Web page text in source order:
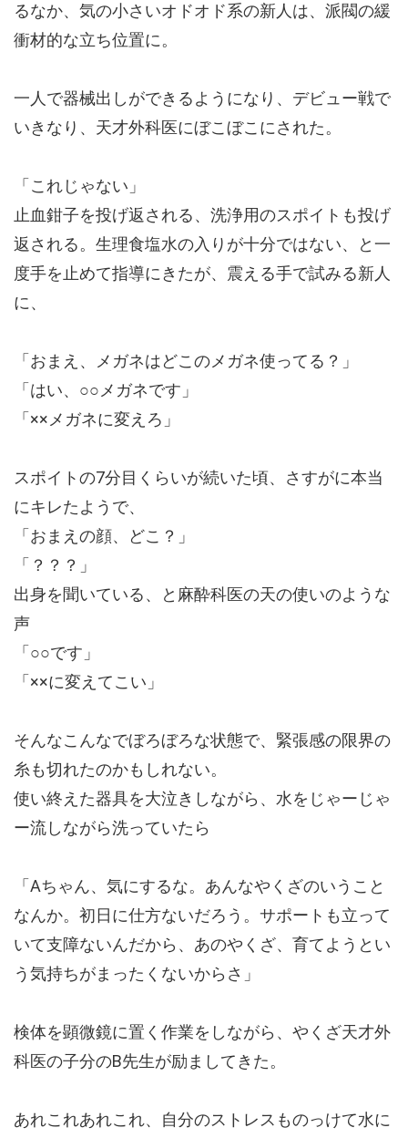
るなか、気の小さいオドオド系の新人は、派閥の緩
衝材的な立ち位置に。
一人で器械出しができるようになり、デビュー戦で
いきなり、天才外科医にぼこぼこにされた。
「これじゃない」
止血鉗子を投げ返される、洗浄用のスポイトも投げ
返される。生理食塩水の入りが十分ではない、と一
度手を止めて指導にきたが、震える手で試みる新人
に、
「おまえ、メガネはどこのメガネ使ってる？」
「はい、○○メガネです」
「××メガネに変えろ」
スポイトの7分目くらいが続いた頃、さすがに本当
にキレたようで、
「おまえの顔、どこ？」
「？？？」
出身を聞いている、と麻酔科医の天の使いのような
声
「○○です」
「××に変えてこい」
そんなこんなでぼろぼろな状態で、緊張感の限界の
糸も切れたのかもしれない。
使い終えた器具を大泣きしながら、水をじゃーじゃ
ー流しながら洗っていたら
「Aちゃん、気にするな。あんなやくざのいうこと
なんか。初日に仕方ないだろう。サポートも立って
いて支障ないんだから、あのやくざ、育てようとい
う気持ちがまったくないからさ」
検体を顕微鏡に置く作業をしながら、やくざ天才外
科医の子分のB先生が励ましてきた。
あれこれあれこれ、自分のストレスものっけて水に